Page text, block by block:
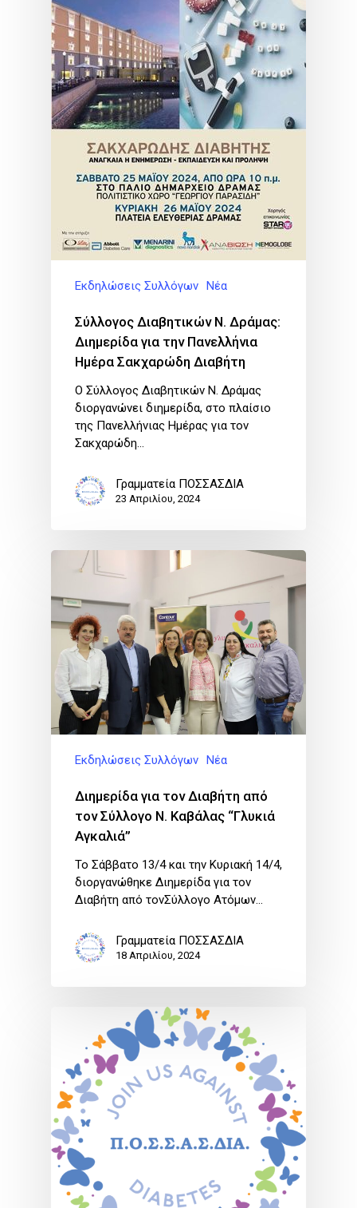
Εκδηλώσεις Συλλόγων Νέα
Σύλλογος Διαβητικών Ν. Δράμας:
Διημερίδα για την Πανελλήνια
Ημέρα Σακχαρώδη Διαβήτη
Ο Σύλλογος Διαβητικών Ν. Δράμας
διοργανώνει διημερίδα, στο πλαίσιο
της Πανελλήνιας Ημέρας για τον
Σακχαρώδη…
Γραμματεία ΠΟΣΣΑΣΔΙΑ
23 Απριλίου, 2024
Εκδηλώσεις Συλλόγων Νέα
Διημερίδα για τον Διαβήτη από
τον Σύλλογο Ν. Καβάλας “Γλυκιά
Αγκαλιά”
Το Σάββατο 13/4 και την Κυριακή 14/4,
διοργανώθηκε Διημερίδα για τον
Διαβήτη από τονΣύλλογο Ατόμων…
Γραμματεία ΠΟΣΣΑΣΔΙΑ
18 Απριλίου, 2024